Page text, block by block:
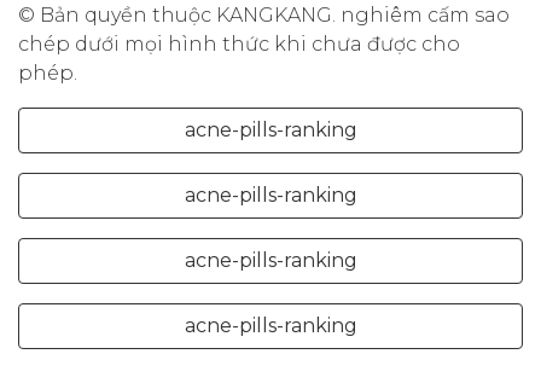
© Bản quyền thuộc KANGKANG. nghiêm cấm sao
chép dưới mọi hình thức khi chưa được cho
phép.
acne-pills-ranking
acne-pills-ranking
acne-pills-ranking
acne-pills-ranking